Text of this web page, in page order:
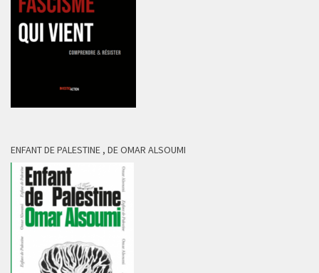
ENFANT DE PALESTINE , DE OMAR ALSOUMI